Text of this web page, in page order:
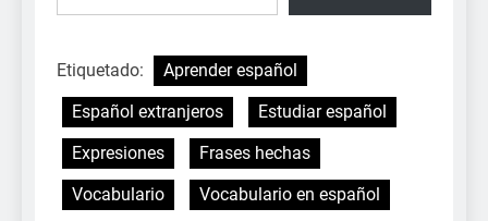
Etiquetado:
Aprender español
Español extranjeros
Estudiar español
Expresiones
Frases hechas
Vocabulario
Vocabulario en español